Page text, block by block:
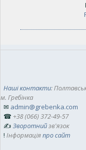
Наші контакти:
м. Гребінка
✉ admin@grebenka.com
☎ +38 (066) 372-49-57
✍ Зворотнийзв'язок
! Інформаціяпро сайт